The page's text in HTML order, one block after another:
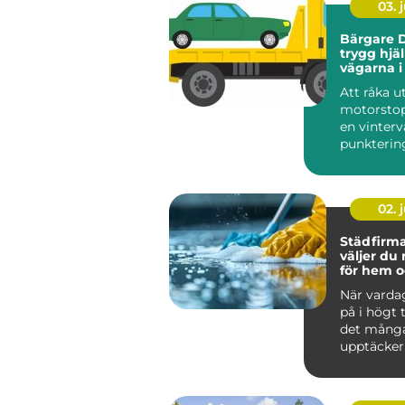
03.
Bärgare
trygg
vägarna i
Att råka
en
02.
Städfirma
väljer du
för hem
När
på i högt
det
hjälp a...